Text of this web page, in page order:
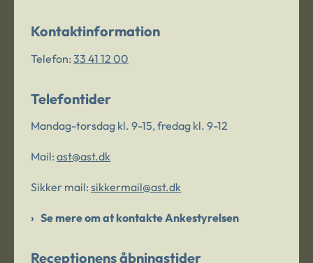
Kontaktinformation
Telefon: 33 41 12 00
Telefontider
Mandag-torsdag kl. 9-15, fredag kl. 9-12
Mail: ast@ast.dk
Sikker mail: sikkermail@ast.dk
Se mere om at kontakte Ankestyrelsen
Receptionens åbningstider